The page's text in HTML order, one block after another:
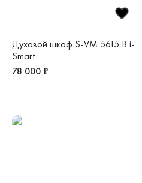
Духовой шкаф S-VM 5615 B i-
Smart
78 000 ₽